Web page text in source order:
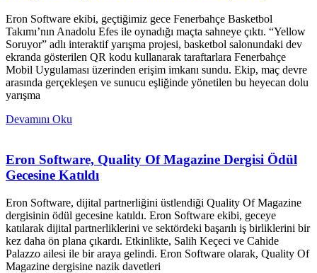
Eron Software ekibi, geçtiğimiz gece Fenerbahçe Basketbol
Takımı’nın Anadolu Efes ile oynadığı maçta sahneye çıktı. “Yellow
Soruyor” adlı interaktif yarışma projesi, basketbol salonundaki dev
ekranda gösterilen QR kodu kullanarak taraftarlara Fenerbahçe
Mobil Uygulaması üzerinden erişim imkanı sundu. Ekip, maç devre
arasında gerçekleşen ve sunucu eşliğinde yönetilen bu heyecan dolu
yarışma
Devamını Oku
Eron Software, Quality Of Magazine Dergisi Ödül
Gecesine Katıldı
Eron Software, dijital partnerliğini üstlendiği Quality Of Magazine
dergisinin ödül gecesine katıldı. Eron Software ekibi, geceye
katılarak dijital partnerliklerini ve sektördeki başarılı iş birliklerini bir
kez daha ön plana çıkardı. Etkinlikte, Salih Keçeci ve Cahide
Palazzo ailesi ile bir araya gelindi. Eron Software olarak, Quality Of
Magazine dergisine nazik davetleri